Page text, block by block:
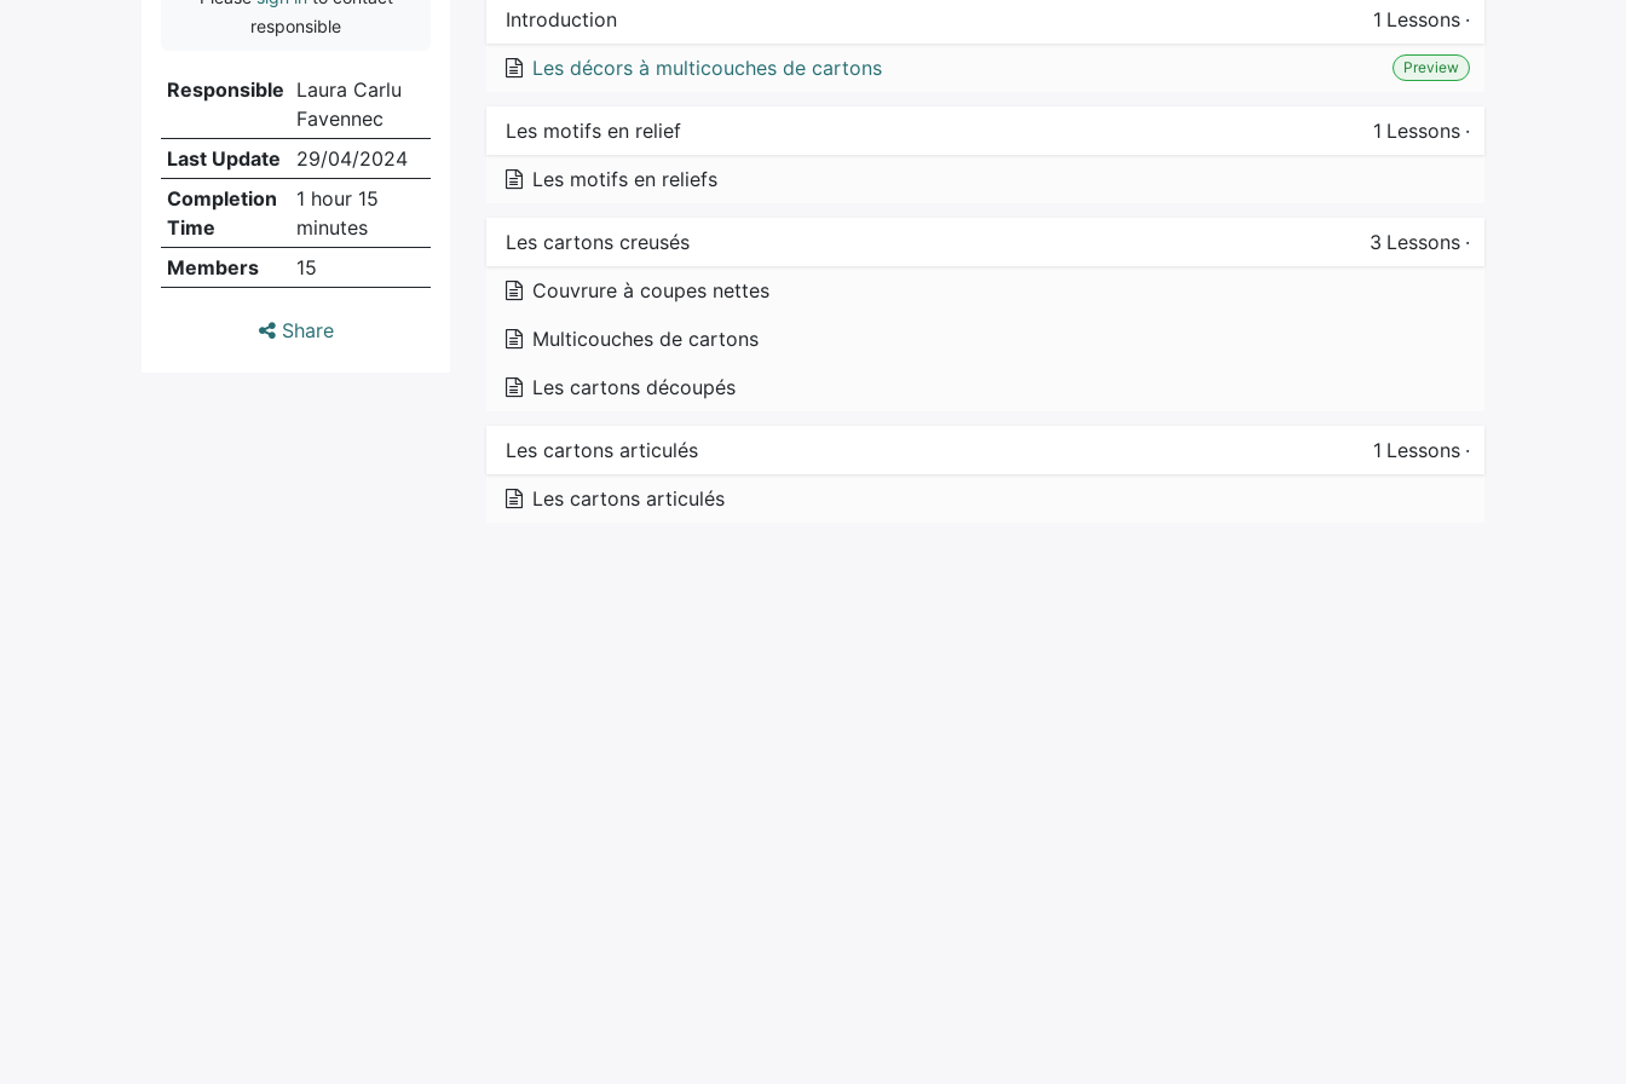
responsible
Responsible Laura Carlu
Favennec
Last Update
29/04/2024
Completion
Time
1 hour 15
minutes
Members
15
Share
Introduction 1 Lessons ·
Les décors à multicouches de cartons
Preview
Les motifs en relief 1 Lessons ·
Les motifs en reliefs
Les cartons creusés 3 Lessons ·
Couvrure à coupes nettes
Multicouches de cartons
Les cartons découpés
Les cartons articulés 1 Lessons ·
Les cartons articulés